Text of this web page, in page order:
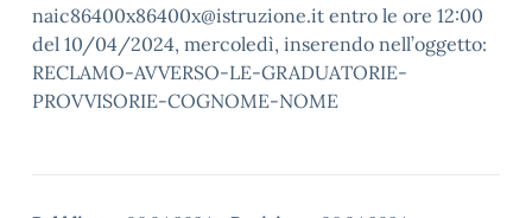
naic86400x86400x@istruzione.it entro le ore 12:00
del 10/04/2024, mercoledì, inserendo nell’oggetto:
RECLAMO-AVVERSO-LE-GRADUATORIE-
PROVVISORIE-COGNOME-NOME